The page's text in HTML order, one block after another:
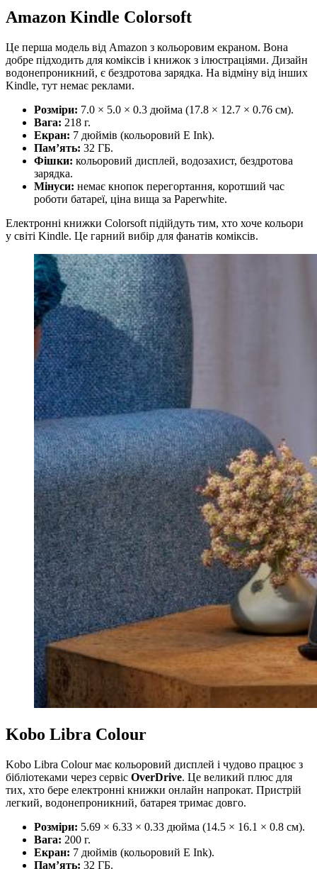
Amazon Kindle Colorsoft
Це перша модель від Amazon з кольоровим екраном. Вона
добре підходить для коміксів і книжок з ілюстраціями. Дизайн
водонепроникний, є бездротова зарядка. На відміну від інших
Kindle, тут немає реклами.
Розміри: 7.0 × 5.0 × 0.3 дюйма (17.8 × 12.7 × 0.76 см).
Вага: 218 г.
Екран: 7 дюймів (кольоровий E Ink).
Пам’ять: 32 ГБ.
Фішки: кольоровий дисплей, водозахист, бездротова
зарядка.
Мінуси: немає кнопок перегортання, коротший час
роботи батареї, ціна вища за Paperwhite.
Електронні книжки Colorsoft підійдуть тим, хто хоче кольори
у світі Kindle. Це гарний вибір для фанатів коміксів.
Kobo Libra Colour
Kobo Libra Colour має кольоровий дисплей і чудово працює з
бібліотеками через сервіс OverDrive. Це великий плюс для
тих, хто бере електронні книжки онлайн напрокат. Пристрій
легкий, водонепроникний, батарея тримає довго.
Розміри: 5.69 × 6.33 × 0.33 дюйма (14.5 × 16.1 × 0.8 см).
Вага: 200 г.
Екран: 7 дюймів (кольоровий E Ink).
Пам’ять: 32 ГБ.